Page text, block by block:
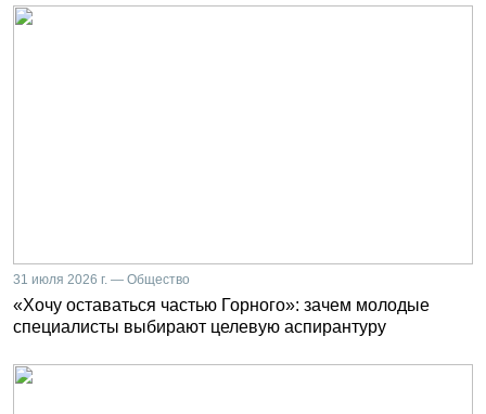
31 июля 2026 г. — Общество
«Хочу оставаться частью Горного»: зачем молодые
специалисты выбирают целевую аспирантуру